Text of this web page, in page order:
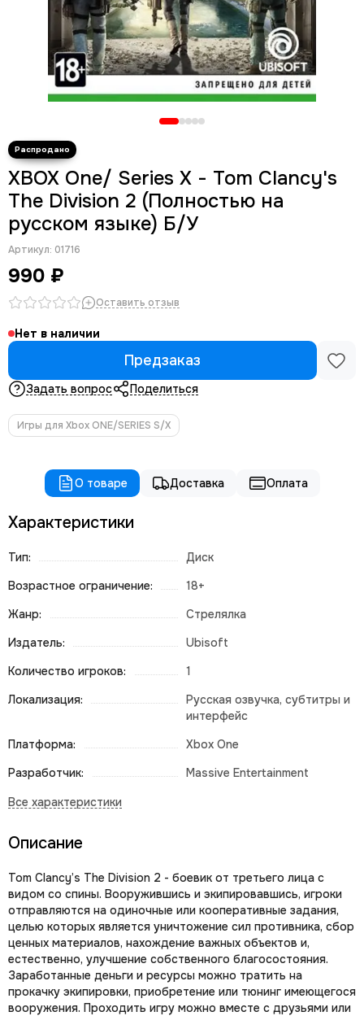
XBOX One/ Series X - Tom Clancy's
The Division 2 (Полностью на
русском языке) Б/У
Артикул: 01716
990 ₽
Оставить отзыв
Нет в наличии
Предзаказ
Задать вопрос Поделиться
Игры для Xbox ONE/SERIES S/X
О товаре Доставка Оплата
Характеристики
Тип:
Диск
Возрастное ограничение:
18+
Жанр:
Стрелялка
Издатель:
Ubisoft
Количество игроков:
1
Локализация:
Русская озвучка, субтитры и
интерфейс
Платформа:
Xbox One
Разработчик:
Massive Entertainment
Описание
Tom Clancy’s The Division 2 - боевик от третьего лица с
видом со спины. Вооружившись и экипировавшись, игроки
отправляются на одиночные или кооперативные задания,
целью которых является уничтожение сил противника, сбор
ценных материалов, нахождение важных объектов и,
естественно, улучшение собственного благосостояния.
Заработанные деньги и ресурсы можно тратить на
прокачку экипировки, приобретение или тюнинг имеющегося
вооружения. Проходить игру можно вместе с друзьями или